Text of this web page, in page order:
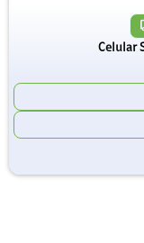
Celular